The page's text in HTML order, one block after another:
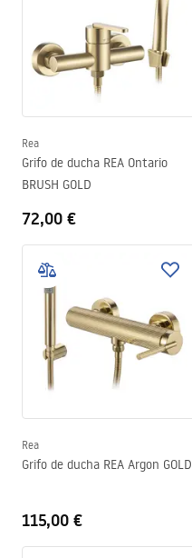
Rea
Grifo de ducha REA Ontario
BRUSH GOLD
72,00 €
Rea
Grifo de ducha REA Argon GOLD
115,00 €